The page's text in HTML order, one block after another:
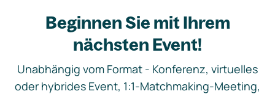
Beginnen Sie mit Ihrem
nächsten Event!
Unabhängig vom Format - Konferenz, virtuelles
oder hybrides Event, 1:1-Matchmaking-Meeting,